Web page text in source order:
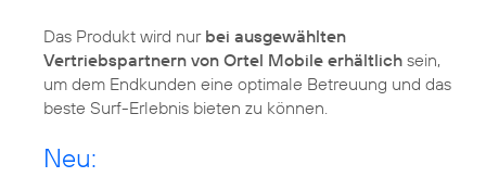
Das Produkt wird nur bei ausgewählten
Vertriebspartnern von Ortel Mobile erhältlich sein,
um dem Endkunden eine optimale Betreuung und das
beste Surf-Erlebnis bieten zu können.
Neu: